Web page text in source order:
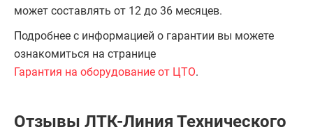
может составлять от 12 до 36 месяцев.
Подробнее с информацией о гарантии вы можете
ознакомиться на странице
Гарантия на оборудование от ЦТО.
Отзывы ЛТК-Линия Технического